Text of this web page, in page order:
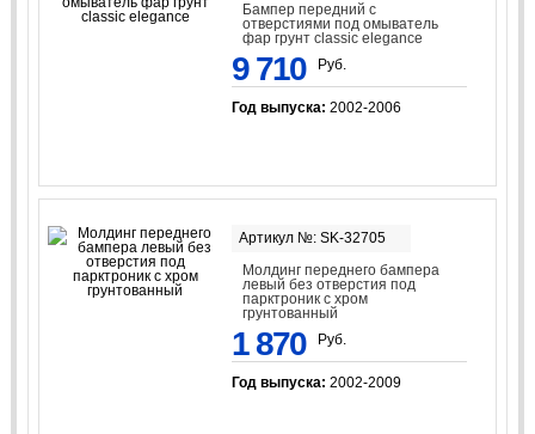
Бампер передний с
отверстиями под омыватель
фар грунт classic elegance
9 710 Руб.
Год выпуска: 2002-2006
Артикул №: SK-32705
Молдинг переднего бампера
левый без отверстия под
парктроник с хром
грунтованный
1 870 Руб.
Год выпуска: 2002-2009